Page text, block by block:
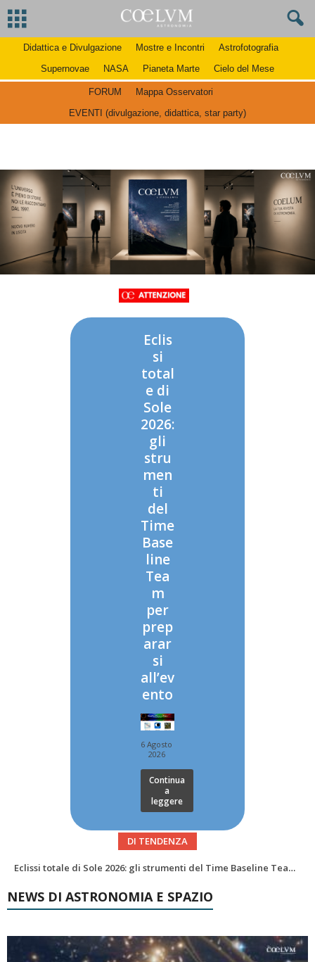
Didattica e Divulgazione Mostre e Incontri
Astrofotografia
Supernovae
NASA Pianeta Marte Cielo del Mese
FORUM
Mappa Osservatori
EVENTI (divulgazione, didattica, star party)
Eclis
si
total
e di
Sole
2026:
gli
stru
men
ti
del
Time
Base
line
Tea
m
per
prep
arar
si
all’ev
ento
6 Agosto
2026
Continua
a
leggere
DI TENDENZA
Abell 2255 nel radio più profondo di sempre: nuova mappa del campo magnetico di un ammasso di galassie
NEWS DI ASTRONOMIA E SPAZIO